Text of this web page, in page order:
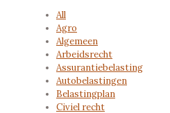
All
Agro
Algemeen
Arbeidsrecht
Assurantiebelasting
Autobelastingen
Belastingplan
Civiel recht